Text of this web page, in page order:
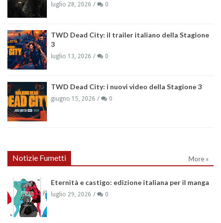
luglio 28, 2026 0
TWD Dead City: il trailer italiano della Stagione
3
luglio 13, 2026 0
TWD Dead City: i nuovi video della Stagione 3
giugno 15, 2026 0
Notizie Fumetti More »
Eternità e castigo: edizione italiana per il manga
luglio 29, 2026 0